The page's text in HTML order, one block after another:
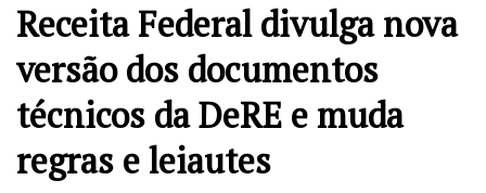
Receita Federal divulga nova
versão dos documentos
técnicos da DeRE e muda
regras e leiautes